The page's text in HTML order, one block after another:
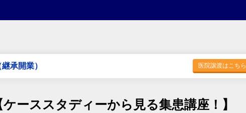
承開業） 医院譲渡はこちら
ケーススタディーから見る集患講座！】